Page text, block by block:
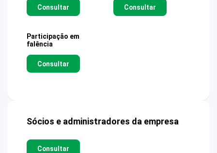
Consultar Consultar
Participação em
falência
Consultar
Sócios e administradores da empresa
Consultar